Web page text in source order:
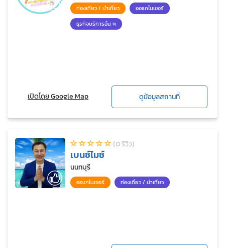
ท่องเที่ยว / นำเที่ยว
ออแกไนเซอร์
ธุรกิจบริการอื่น ๆ
เปิดโดย Google Map ดูข้อมูลสถานที่
(0 รีวิว)
เบนซ์ไมซ์
นนทบุรี
ออแกไนเซอร์ ท่องเที่ยว / นำเที่ยว